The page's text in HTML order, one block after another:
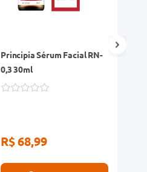
Principia Sérum Facial RN-
0,3 30ml
R$ 68,99